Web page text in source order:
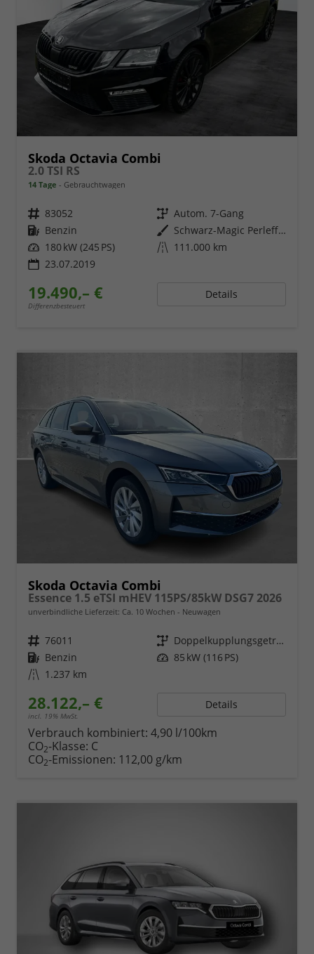
Skoda Octavia Combi
2.0 TSI RS
14 Tage Gebrauchtwagen
Fahrzeugnr. 83052 Getriebe Autom. 7-Gang
Kraftstoff Benzin Außenfarbe
Schwarz-Magic Perleffekt
Leistung 180 kW (245 PS) Kilometerstand 111.000 km
23.07.2019
19.490,– €
Differenzbesteuert
Details
Skoda Octavia Combi
Essence 1.5 eTSI mHEV 115PS/85kW DSG7 2026
unverbindliche Lieferzeit: Ca. 10 Wochen Neuwagen
Fahrzeugnr. 76011 Getriebe
Doppelkupplungsgetriebe (DSG)
Kraftstoff Benzin Leistung 85 kW (116 PS)
Kilometerstand 1.237 km
28.122,– €
incl. 19% MwSt.
Details
Verbrauch kombiniert: 4,90 l/100km
CO2-Klasse: C
CO2-Emissionen: 112,00 g/km